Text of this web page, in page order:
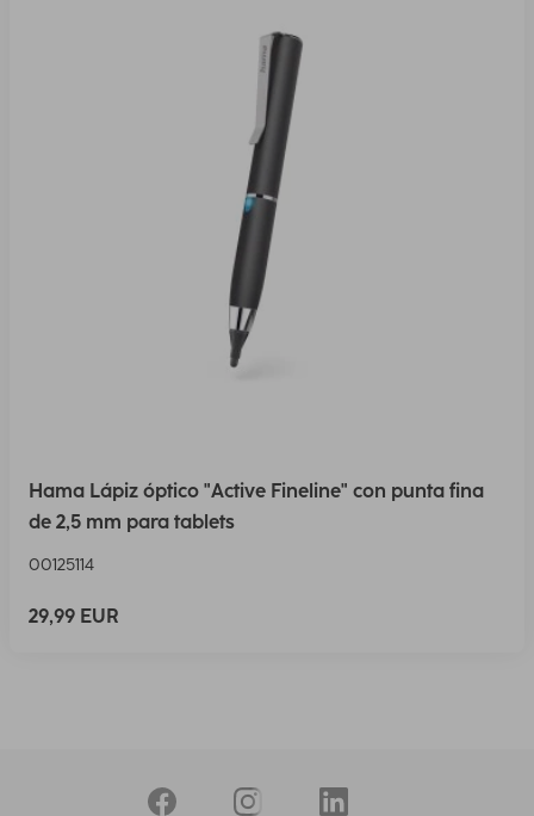
Hama Lápiz óptico "Active Fineline" con punta fina
de 2,5 mm para tablets
00125114
29,99 EUR